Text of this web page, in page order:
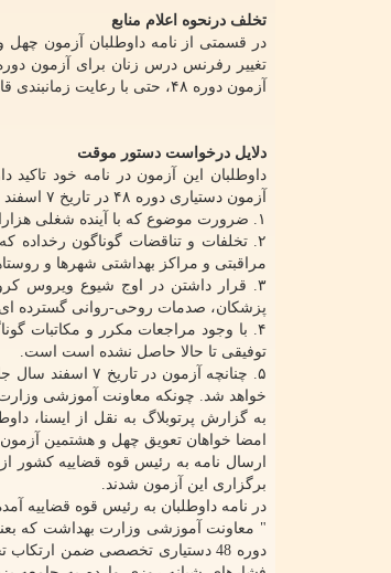
تخلف درنحوه اعلام منابع
آزمون دوره ۴۸، حتی با رعایت زمانبندی قانونی اعلام می شود، همچنان با قوانین و مصوبات پیشین مغایرت داشت."
دلایل درخواست دستور موقت
داوطلبان این آزمون در نامه خود
آزمون دستیاری دوره ۴۸ در تاریخ ۷ اسفند سال ۹۹ شدند که تعدادی از دلیلهای درخواست به شرح زیر است:
۱. ضرورت موضوع که با آینده شغلی هزاران پزشک مرتبط می باشد.
۲. تخلفات و تناقضات گوناگون
مراقبتی و مراکز بهداشتی شهرها و
۳. قرار داشتن در اوج شیوع ویروس
پزشکان، صدمات روحی-روانی گسترده ای
۴. با وجود مراجعات مکرر و مکاتبات
توفیقی تا حالا حاصل نشده است است.
۵. چنانچه آزمون
خواهد شد. چونکه معاونت آموزشی
امضا خواهان تعویق چهل و هشتمین
ارسال نامه به رئیس قوه قضاییه کشور
برگزاری این آزمون شدند.
در نامه داوطلبان به رئیس قوه قضاییه
" معاونت آموزشی وزارت بهداشت که
دوره 48 دستیاری تخصصی ضمن